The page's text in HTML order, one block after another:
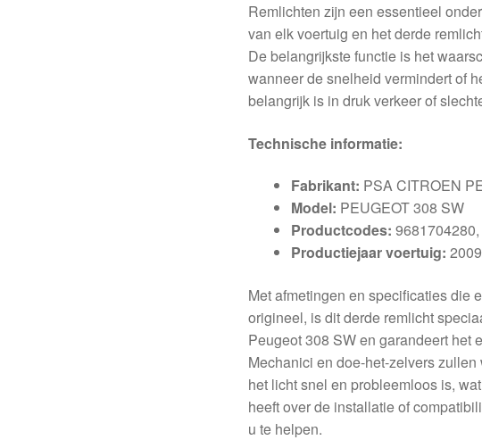
Remlichten zijn een essentieel
van elk voertuig en het derde
De belangrijkste functie is het
wanneer de snelheid vermindert of
belangrijk is in druk verkeer of
Technische informatie:
Fabrikant: PSA CITROEN
Model: PEUGEOT 308 SW
Productcodes:
Productiejaar voertuig: 2009
Met afmetingen en specificaties die
origineel, is dit derde remlicht
Peugeot 308 SW en garandeert het
Mechanici en doe-het-zelvers
het licht snel en probleemloos is,
heeft over de installatie of
u te helpen.